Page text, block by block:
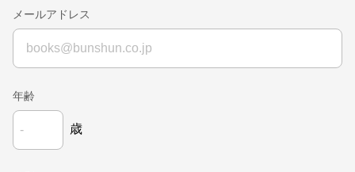
メールアドレス
年齢
歳